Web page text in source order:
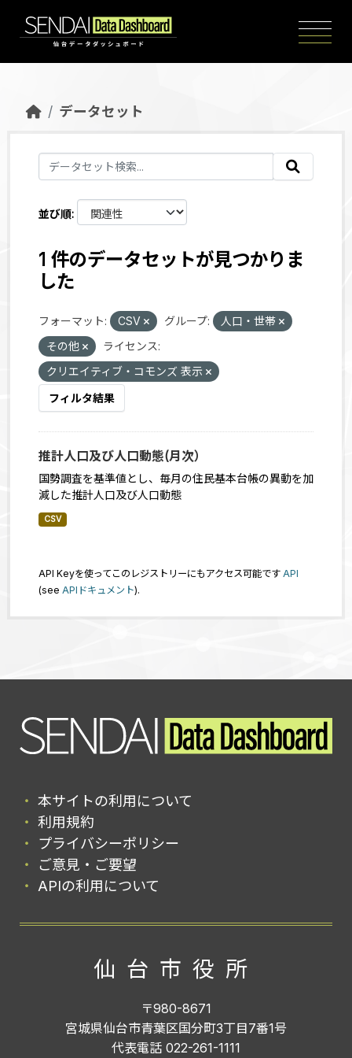
データセット
並び順
1 件のデータセットが見つかりま
した
フォーマット: CSV グループ:
人口・世帯
その他
ライセンス:
クリエイティブ・コモンズ 表示
フィルタ結果
推計人口及び人口動態(月次）
国勢調査を基準値とし、毎月の住民基本台帳の異動を加
減した推計人口及び人口動態
CSV
API Keyを使ってこのレジストリーにもアクセス可能です API
(see APIドキュメント).
本サイトの利用について
利用規約
プライバシーポリシー
ご意見・ご要望
APIの利用について
仙台市役所
〒980-8671
宮城県仙台市青葉区国分町3丁目7番1号
代表電話 022-261-1111